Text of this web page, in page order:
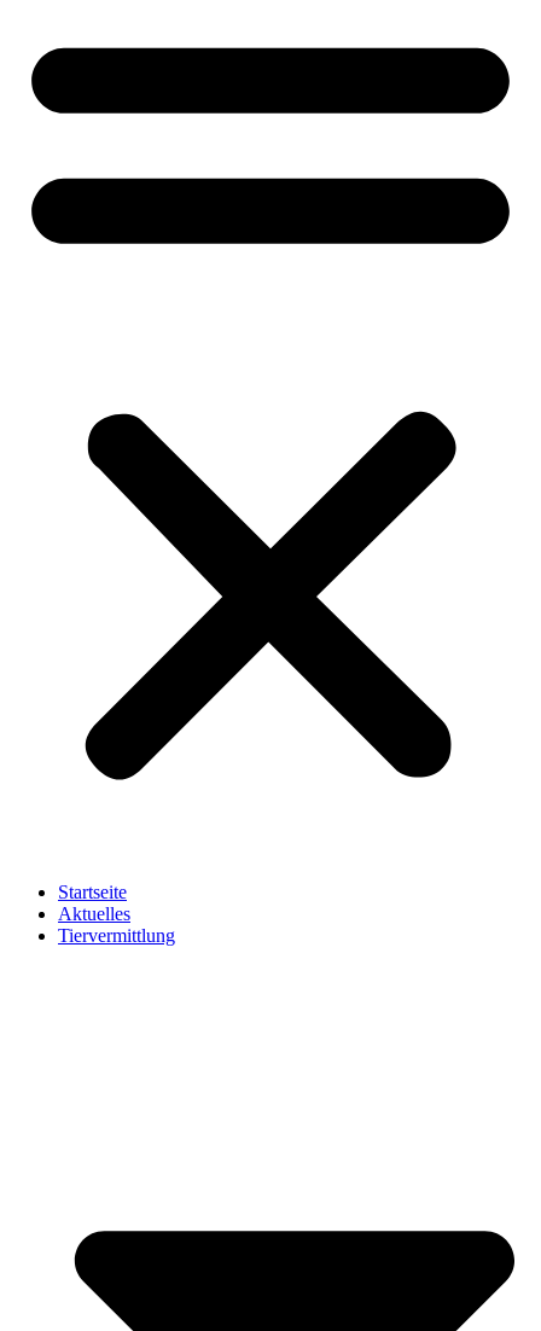
Startseite
Aktuelles
Tiervermittlung